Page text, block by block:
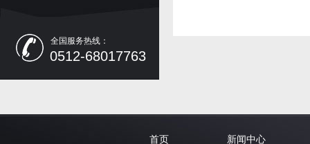
全国服务热线：
0512-68017763
首页 新闻中心